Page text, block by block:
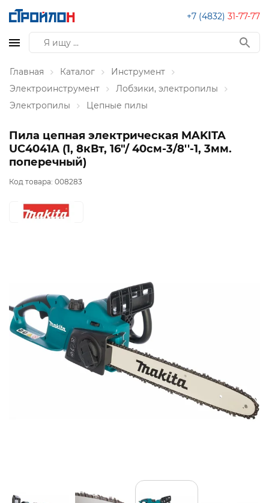
+7 (4832) 31-77-77
Главная Каталог
Инструмент
Электроинструмент
Лобзики, электропилы
Электропилы
Цепные пилы
Пила цепная электрическая MAKITA
UC4041A (1, 8кВт, 16"/ 40см-3/8''-1, 3мм.
поперечный)
Код товара: 008283